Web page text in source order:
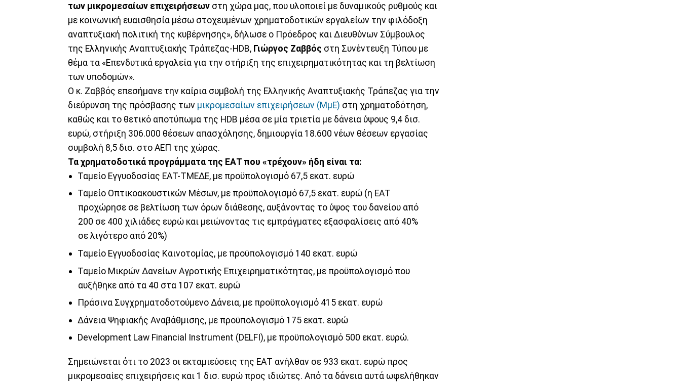
των μικρομεσαίων επιχειρήσεων στη χώρα μας, που υλοποιεί με δυναμικούς ρυθμούς και
με κοινωνική ευαισθησία μέσω στοχευμένων χρηματοδοτικών εργαλείων την φιλόδοξη
αναπτυξιακή πολιτική της κυβέρνησης», δήλωσε ο Πρόεδρος και Διευθύνων Σύμβουλος
της Ελληνικής Αναπτυξιακής Τράπεζας-HDB, Γιώργος Ζαββός στη Συνέντευξη Τύπου με
θέμα τα «Επενδυτικά εργαλεία για την στήριξη της επιχειρηματικότητας και τη βελτίωση
των υποδομών».
Ο κ. Ζαββός επεσήμανε την καίρια συμβολή της Ελληνικής Αναπτυξιακής Τράπεζας για την
διεύρυνση της πρόσβασης των μικρομεσαίων επιχειρήσεων (ΜμΕ) στη χρηματοδότηση,
καθώς και το θετικό αποτύπωμα της HDB μέσα σε μία τριετία με δάνεια ύψους 9,4 δισ.
ευρώ, στήριξη 306.000 θέσεων απασχόλησης, δημιουργία 18.600 νέων θέσεων εργασίας
συμβολή 8,5 δισ. στο ΑΕΠ της χώρας.
Τα χρηματοδοτικά προγράμματα της ΕΑΤ που «τρέχουν» ήδη είναι τα:
Ταμείο Εγγυοδοσίας ΕΑΤ-ΤΜΕΔΕ, με προϋπολογισμό 67,5 εκατ. ευρώ
Ταμείο Οπτικοακουστικών Μέσων, με προϋπολογισμό 67,5 εκατ. ευρώ (η ΕΑΤ
προχώρησε σε βελτίωση των όρων διάθεσης, αυξάνοντας το ύψος του δανείου από
200 σε 400 χιλιάδες ευρώ και μειώνοντας τις εμπράγματες εξασφαλίσεις από 40%
σε λιγότερο από 20%)
Ταμείο Εγγυοδοσίας Καινοτομίας, με προϋπολογισμό 140 εκατ. ευρώ
Ταμείο Μικρών Δανείων Αγροτικής Επιχειρηματικότητας, με προϋπολογισμό που
αυξήθηκε από τα 40 στα 107 εκατ. ευρώ
Πράσινα Συγχρηματοδοτούμενο Δάνεια, με προϋπολογισμό 415 εκατ. ευρώ
Δάνεια Ψηφιακής Αναβάθμισης, με προϋπολογισμό 175 εκατ. ευρώ
Development Law Financial Instrument (DELFI), με προϋπολογισμό 500 εκατ. ευρώ.
Σημειώνεται ότι το 2023 οι εκταμιεύσεις της ΕΑΤ ανήλθαν σε 933 εκατ. ευρώ προς
μικρομεσαίες επιχειρήσεις και 1 δισ. ευρώ προς ιδιώτες. Από τα δάνεια αυτά ωφελήθηκαν